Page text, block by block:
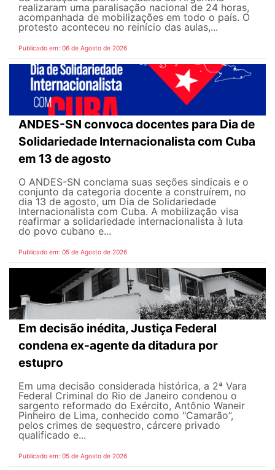
realizaram uma paralisação nacional de 24 horas,
acompanhada de mobilizações em todo o país. O
protesto aconteceu no reinício das aulas,...
Publicado em: 06 de Agosto de 2026
ANDES-SN convoca docentes para Dia de
Solidariedade Internacionalista com Cuba
em 13 de agosto
O ANDES-SN conclama suas seções sindicais e o
conjunto da categoria docente a construírem, no
dia 13 de agosto, um Dia de Solidariedade
Internacionalista com Cuba. A mobilização visa
reafirmar a solidariedade internacionalista à luta
do povo cubano e...
Publicado em: 05 de Agosto de 2026
Em decisão inédita, Justiça Federal
condena ex-agente da ditadura por
estupro
Em uma decisão considerada histórica, a 2ª Vara
Federal Criminal do Rio de Janeiro condenou o
sargento reformado do Exército, Antônio Waneir
Pinheiro de Lima, conhecido como "Camarão”,
pelos crimes de sequestro, cárcere privado
qualificado e...
Publicado em: 05 de Agosto de 2026